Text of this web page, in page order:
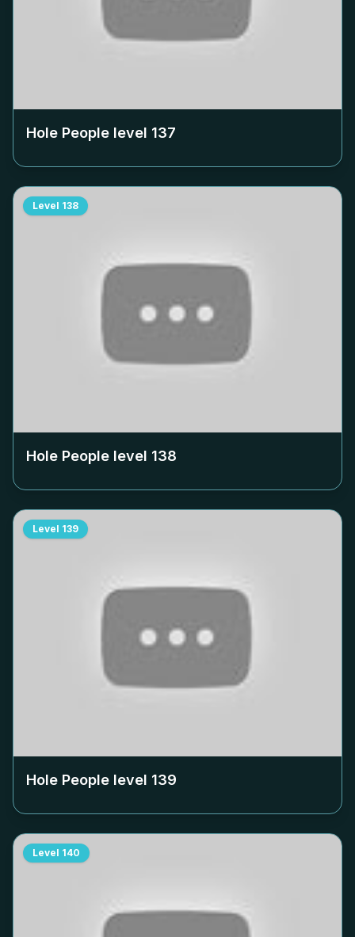
Hole People level 137
Level 138
Hole People level 138
Level 139
Hole People level 139
Level 140